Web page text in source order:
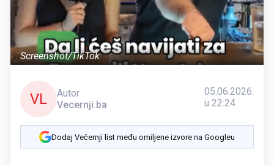
Screenshot/TikTok
VL
Autor
Vecernji.ba
05.06.2026.
u 22:24
Dodaj Večernji list među omiljene izvore na Googleu